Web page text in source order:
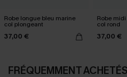
Robe longue bleu marine
col plongeant
37,00 €
Robe
col rond
37,00 €
FRÉQUEMMENT